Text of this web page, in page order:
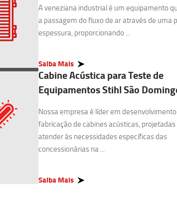
A veneziana industrial é um equipamento
a passagem do fluxo de ar através de uma
espessura, proporcionando ...
Saiba Mais
Cabine Acústica para Teste de
Equipamentos Stihl São
Nossa empresa é líder em
fabricação de cabines acústicas,
atender às necessidades específicas das
concessionárias na ...
Saiba Mais